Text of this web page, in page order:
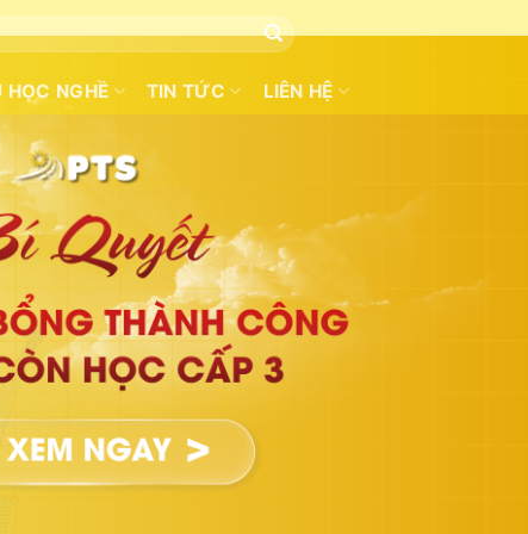
HỌC NGHỀ TIN TỨC LIÊN HỆ